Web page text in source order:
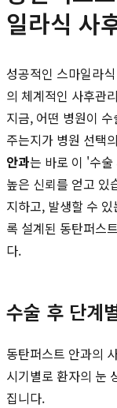
일라식 사
성공적인 스마일라
의 체계적인 사후관
지금, 어떤 병원이
주는지가 병원 선택
안과는 바로 이 '수
높은 신뢰를 얻고 있
지하고, 발생할 수
록 설계된 동탄퍼스
다.
수술 후 단계
동탄퍼스트 안과의
시기별로 환자의 눈
집니다.